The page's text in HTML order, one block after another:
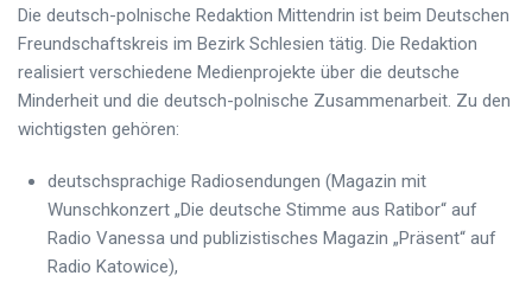
Die deutsch-polnische Redaktion Mittendrin ist beim Deutschen
Freundschaftskreis im Bezirk Schlesien tätig. Die Redaktion
realisiert verschiedene Medienprojekte über die deutsche
Minderheit und die deutsch-polnische Zusammenarbeit. Zu den
wichtigsten gehören:
deutschsprachige Radiosendungen (Magazin mit
Wunschkonzert „Die deutsche Stimme aus Ratibor“ auf
Radio Vanessa und publizistisches Magazin „Präsent“ auf
Radio Katowice),